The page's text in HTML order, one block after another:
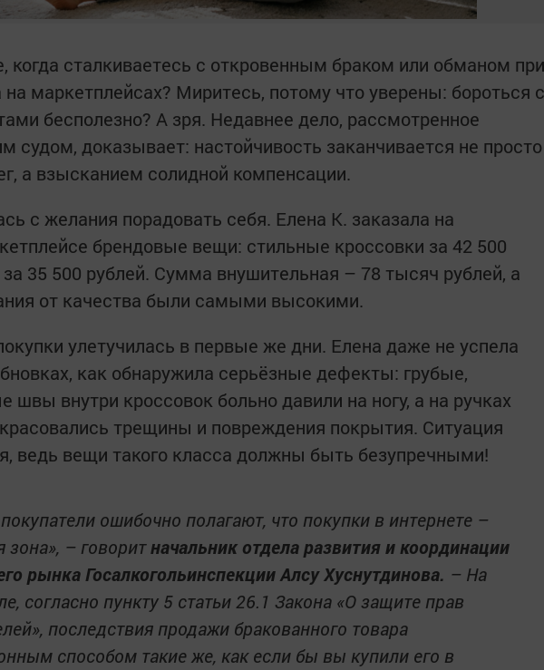
когда сталкиваетесь с откровенным браком или обманом при
на маркетплейсах? Миритесь, потому что уверены: бороться с
бесполезно? А зря. Недавнее дело, рассмотренное
судом, доказывает: настойчивость заканчивается не просто
а взысканием солидной компенсации.
с желания порадовать себя. Елена К. заказала на
брендовые вещи: стильные кроссовки за 42 500
35 500 рублей. Сумма внушительная – 78 тысяч рублей, а
от качества были самыми высокими.
улетучилась в первые же дни. Елена даже не успела
как обнаружила серьёзные дефекты: грубые,
швы внутри кроссовок больно давили на ногу, а на ручках
трещины и повреждения покрытия. Ситуация
ведь вещи такого класса должны быть безупречными!
ошибочно полагают, что покупки в интернете –
зона», – говоритначальник отдела развития и координации
рынка Госалкогольинспекции Алсу Хуснутдинова. – На
согласно пункту 5 статьи 26.1 Закона «О защите прав
последствия продажи бракованного товара
способом такие же, как если бы вы купили его в